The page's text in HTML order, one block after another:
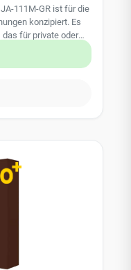
111M-GR ist für die
konzipiert. Es
für private oder
ist. Der
digitalen Bus und
im Gehäuse kleine
EN 50131-1, EN
EN 50131-1: II.
bis +40°C
EAN